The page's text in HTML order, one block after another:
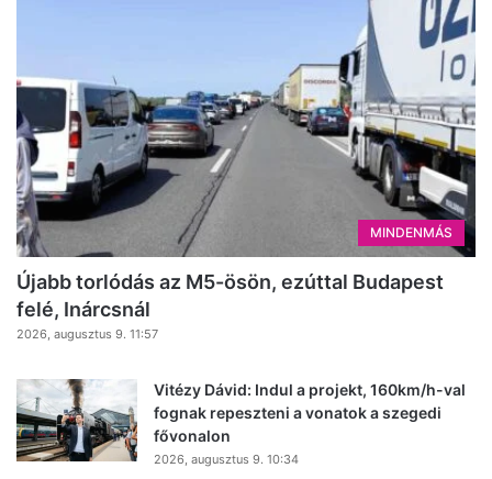
MINDENMÁS
Újabb torlódás az M5-ösön, ezúttal Budapest
felé, Inárcsnál
2026, augusztus 9. 11:57
Vitézy Dávid: Indul a projekt, 160km/h-val
fognak repeszteni a vonatok a szegedi
fővonalon
2026, augusztus 9. 10:34